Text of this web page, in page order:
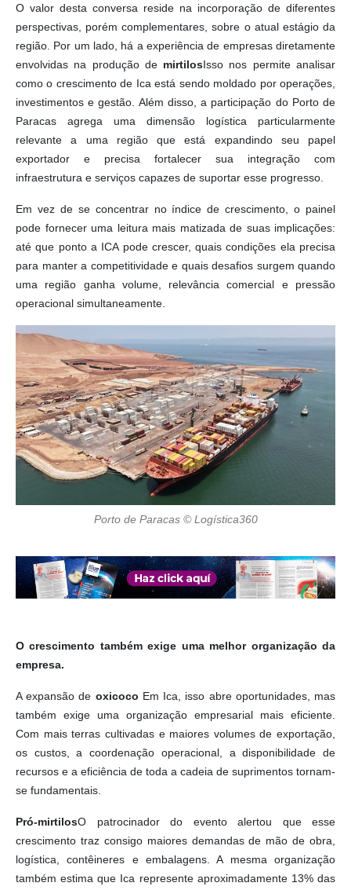
O valor desta conversa reside na incorporação de diferentes
perspectivas, porém complementares, sobre o atual estágio da
região. Por um lado, há a experiência de empresas diretamente
envolvidas na produção de mirtilosIsso nos permite analisar
como o crescimento de Ica está sendo moldado por operações,
investimentos e gestão. Além disso, a participação do Porto de
Paracas agrega uma dimensão logística particularmente
relevante a uma região que está expandindo seu papel
exportador e precisa fortalecer sua integração com
infraestrutura e serviços capazes de suportar esse progresso.
Em vez de se concentrar no índice de crescimento, o painel
pode fornecer uma leitura mais matizada de suas implicações:
até que ponto a ICA pode crescer, quais condições ela precisa
para manter a competitividade e quais desafios surgem quando
uma região ganha volume, relevância comercial e pressão
operacional simultaneamente.
Porto de Paracas © Logística360
O crescimento também exige uma melhor organização da
empresa.
A expansão de oxicoco Em Ica, isso abre oportunidades, mas
também exige uma organização empresarial mais eficiente.
Com mais terras cultivadas e maiores volumes de exportação,
os custos, a coordenação operacional, a disponibilidade de
recursos e a eficiência de toda a cadeia de suprimentos tornam-
se fundamentais.
Pró-mirtilosO patrocinador do evento alertou que esse
crescimento traz consigo maiores demandas de mão de obra,
logística, contêineres e embalagens. A mesma organização
também estima que Ica represente aproximadamente 13% das